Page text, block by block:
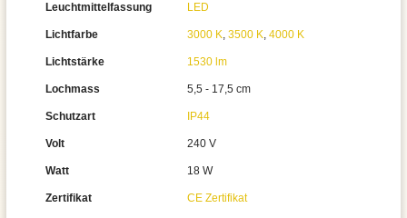
Leuchtmittelfassung LED
Lichtfarbe 3000 K, 3500 K, 4000 K
Lichtstärke 1530 lm
Lochmass 5,5 - 17,5 cm
Schutzart IP44
Volt 240 V
Watt 18 W
Zertifikat CE Zertifikat